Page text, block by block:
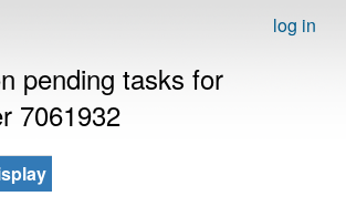
log in
pending tasks for
7061932